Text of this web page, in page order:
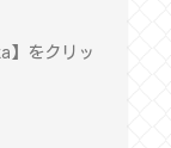
】をクリッ